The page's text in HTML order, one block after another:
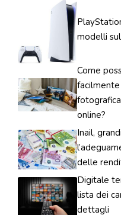
modelli
Come
online?
Inail,
delle
Digitale
lista dei
dettagli